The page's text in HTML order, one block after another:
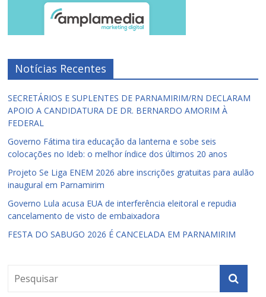
Notícias Recentes
SECRETÁRIOS E SUPLENTES DE PARNAMIRIM/RN DECLARAM
APOIO A CANDIDATURA DE DR. BERNARDO AMORIM À
FEDERAL
Governo Fátima tira educação da lanterna e sobe seis
colocações no Ideb: o melhor índice dos últimos 20 anos
Projeto Se Liga ENEM 2026 abre inscrições gratuitas para aulão
inaugural em Parnamirim
Governo Lula acusa EUA de interferência eleitoral e repudia
cancelamento de visto de embaixadora
FESTA DO SABUGO 2026 É CANCELADA EM PARNAMIRIM